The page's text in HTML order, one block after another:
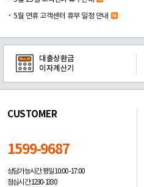
5월 연휴 고객센터 휴무 일정 안내
대출상환금
이자계산기
CUSTOMER
1599-9687
상담가능시간: 평일10:00 -17:00
점심시간: 12:30 - 13:30